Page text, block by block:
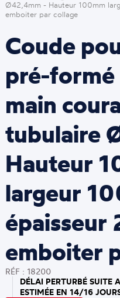
Ø42,4mm - Hauteur 100mm
emboiter par collage
Coude
pré-formé
main
tubulaire
Hauteur
largeur
épaisseur
emboiter
RÉF : 18200
DÉLAI PERTURBÉ SUITE
ESTIMÉE EN 14/16